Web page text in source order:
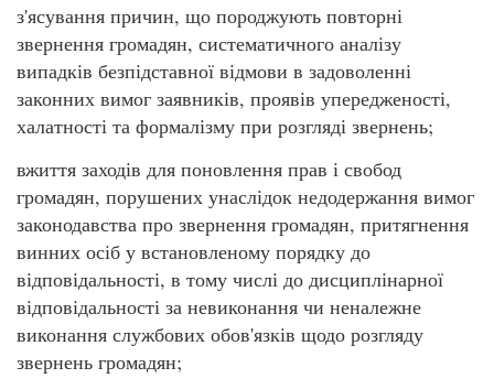
з'ясування причин, що породжують повторні
звернення громадян, систематичного аналізу
випадків безпідставної відмови в задоволенні
законних вимог заявників, проявів упередженості,
халатності та формалізму при розгляді звернень;
вжиття заходів для поновлення прав і свобод
громадян, порушених унаслідок недодержання вимог
законодавства про звернення громадян, притягнення
винних осіб у встановленому порядку до
відповідальності, в тому числі до дисциплінарної
відповідальності за невиконання чи неналежне
виконання службових обов'язків щодо розгляду
звернень громадян;